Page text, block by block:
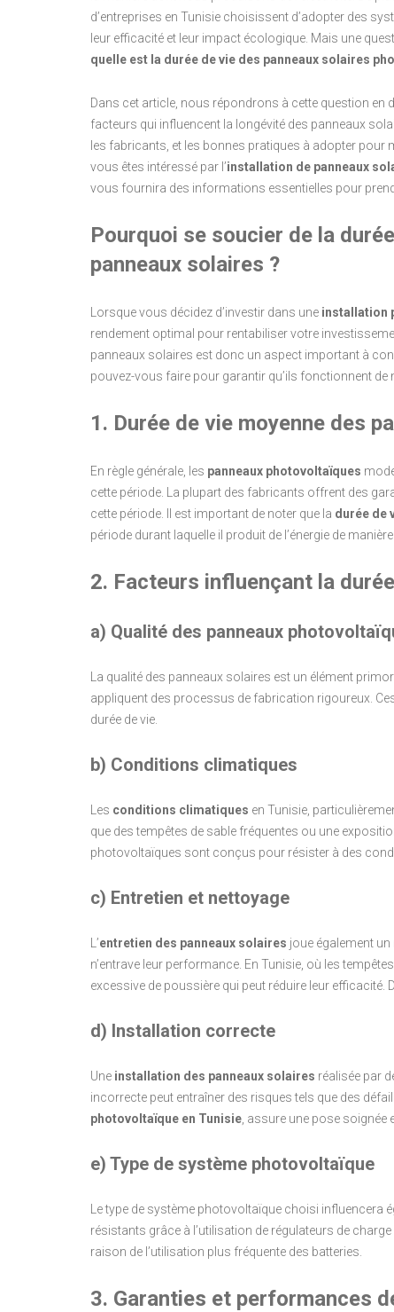
d’entreprises en Tunisie choisissent d’adopter des
leur efficacité et leur impact écologique. Mais une
quelle est la durée de vie des panneaux solaires
Dans cet article, nous répondrons à cette question en
facteurs qui influencent la longévité des panneaux
les fabricants, et les bonnes pratiques à adopter pour
vous êtes intéressé par l’installation de panneaux
vous fournira des informations essentielles pour
Pourquoi se soucier de la
panneaux solaires ?
Lorsque vous décidez d’investir dans une installation
rendement optimal pour rentabiliser votre
panneaux solaires est donc un aspect important à
pouvez-vous faire pour garantir qu’ils fonctionnent de
1. Durée de vie moyenne des
En règle générale, les panneaux photovoltaïques
cette période. La plupart des fabricants offrent des
cette période. Il est important de noter que la durée de
période durant laquelle il produit de l’énergie de
2. Facteurs influençant la
a) Qualité des panneaux
La qualité des panneaux solaires est un élément
appliquent des processus de fabrication rigoureux.
durée de vie.
b) Conditions climatiques
Les conditions climatiques en Tunisie,
que des tempêtes de sable fréquentes ou une
photovoltaïques sont conçus pour résister à des
c) Entretien et nettoyage
L’entretien des panneaux solaires joue également
n’entrave leur performance. En Tunisie, où les
excessive de poussière qui peut réduire leur
d) Installation correcte
Une installation des panneaux solaires réalisée par
incorrecte peut entraîner des risques tels que des
photovoltaïque en Tunisie , assure une pose
e) Type de système photovoltaïque
Le type de système photovoltaïque choisi influencera
résistants grâce à l’utilisation de régulateurs de
raison de l’utilisation plus fréquente des batteries.
3. Garanties et performances